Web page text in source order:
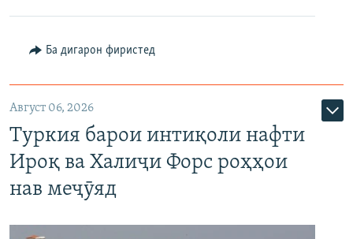
Ба дигарон фиристед
Август 06, 2026
Туркия барои интиқоли нафти
Ироқ ва Халиҷи Форс роҳҳои
нав меҷӯяд